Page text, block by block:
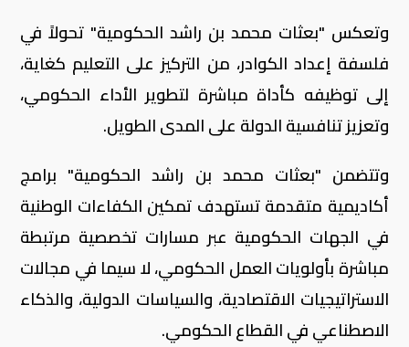
وتعكس "بعثات محمد بن راشد الحكومية" تحولاً في
فلسفة إعداد الكوادر، من التركيز على التعليم كغاية،
إلى توظيفه كأداة مباشرة لتطوير الأداء الحكومي،
وتعزيز تنافسية الدولة على المدى الطويل.
وتتضمن "بعثات محمد بن راشد الحكومية" برامج
أكاديمية متقدمة تستهدف تمكين الكفاءات الوطنية
في الجهات الحكومية عبر مسارات تخصصية مرتبطة
مباشرة بأولويات العمل الحكومي، لا سيما في مجالات
الاستراتيجيات الاقتصادية، والسياسات الدولية، والذكاء
الاصطناعي في القطاع الحكومي.